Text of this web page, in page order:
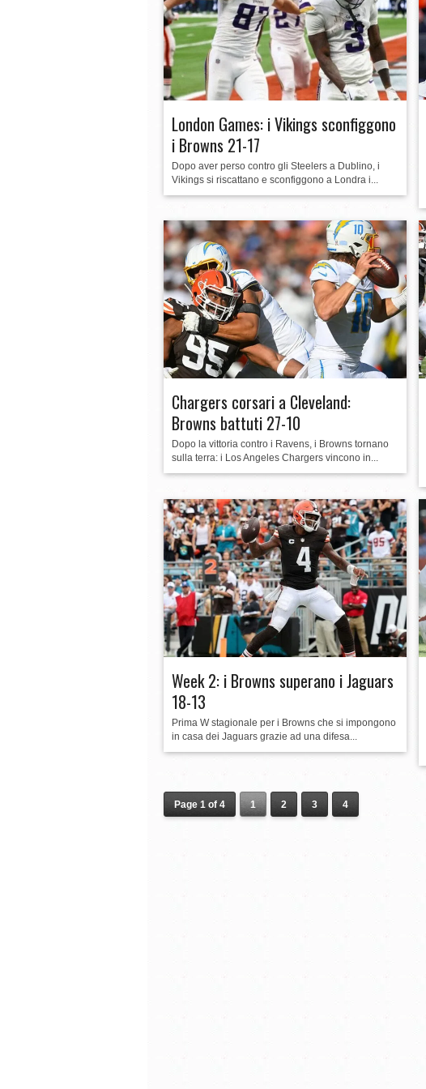
NCAA Football: lo spettacolo del primo turno dei CFP
London Games: i Vikings sconfiggono
i Browns 21-17
Dopo aver perso contro gli Steelers a Dublino, i
Vikings si riscattano e sconfiggono a Londra i...
Chargers corsari a Cleveland:
Browns battuti 27-10
Dopo la vittoria contro i Ravens, i Browns tornano
sulla terra: i Los Angeles Chargers vincono in...
Week 2: i Browns superano i Jaguars
18-13
Prima W stagionale per i Browns che si impongono
in casa dei Jaguars grazie ad una difesa...
Page 1 of 4 1 2 3 4